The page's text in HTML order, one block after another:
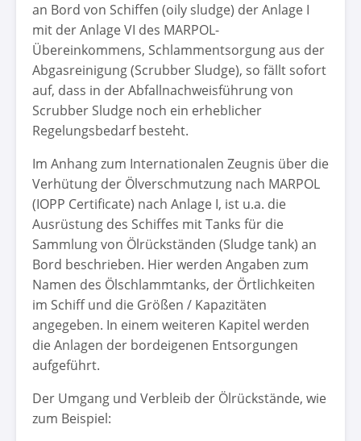
an Bord von Schiffen (oily sludge) der Anlage I
mit der Anlage VI des MARPOL-
Übereinkommens, Schlammentsorgung aus der
Abgasreinigung (Scrubber Sludge), so fällt sofort
auf, dass in der Abfallnachweisführung von
Scrubber Sludge noch ein erheblicher
Regelungsbedarf besteht.
Im Anhang zum Internationalen Zeugnis über die
Verhütung der Ölverschmutzung nach MARPOL
(IOPP Certificate) nach Anlage I, ist u.a. die
Ausrüstung des Schiffes mit Tanks für die
Sammlung von Ölrückständen (Sludge tank) an
Bord beschrieben. Hier werden Angaben zum
Namen des Ölschlammtanks, der Örtlichkeiten
im Schiff und die Größen / Kapazitäten
angegeben. In einem weiteren Kapitel werden
die Anlagen der bordeigenen Entsorgungen
aufgeführt.
Der Umgang und Verbleib der Ölrückstände, wie
zum Beispiel: